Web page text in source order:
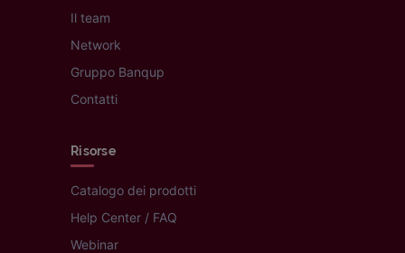
Il team
Network
Gruppo Banqup
Contatti
Risorse
Catalogo dei prodotti
Help Center / FAQ
Webinar